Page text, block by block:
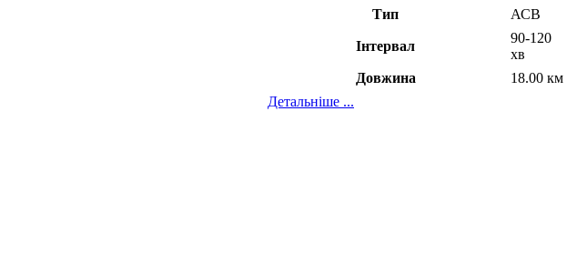
Тип АСВ
Інтервал
90-120
хв
Довжина
18.00 км
Детальніше ...